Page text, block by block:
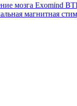
мозга Exomind
магнитная